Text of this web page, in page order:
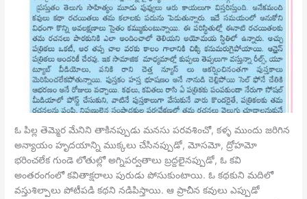
ఓ పిల్ల తెమ్మెర మేనిని తాకినప్పుడు మనసు పరవశించో, కళ్ళ ముందు జరిగిన
అన్యాయం హృదయాన్ని ముక్కలు చేసినప్పుడో, మోసమో, ద్రోహమో
భరించలేక గుండె లోతుల్లో అగ్నిపర్వతాలు బ్రద్దలైనప్పుడో, ఓ కవి
అంతరంగంలో కవితాక్షరాలు పురుడు పోసుకుంటాయి. ఓ కథకుని మదిలో
వస్తుశిల్పాలు పోటీపడి కథనినడిపిస్తాయి. ఆ ప్రాచీన కవులు ఎప్పుడో